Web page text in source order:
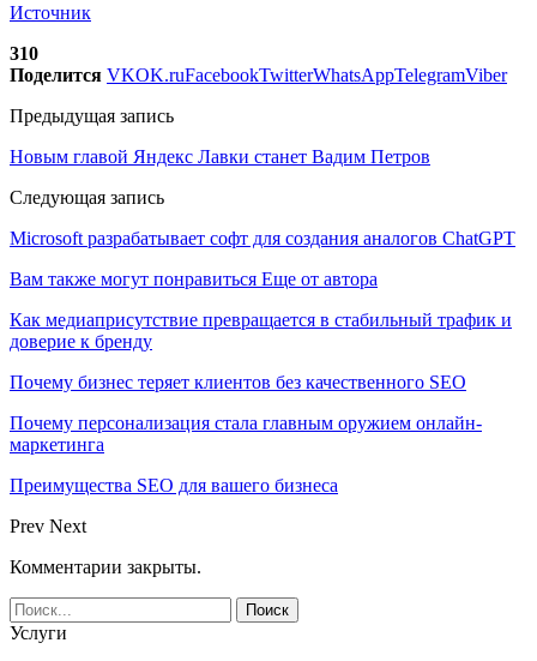
Источник
310
Поделится VKOK.ruFacebookTwitterWhatsAppTelegramViber
Предыдущая запись
Новым главой Яндекс Лавки станет Вадим Петров
Следующая запись
Microsoft разрабатывает софт для создания аналогов ChatGPT
Вам также могут понравиться Еще от автора
Как медиаприсутствие превращается в стабильный трафик и
доверие к бренду
Почему бизнес теряет клиентов без качественного SEO
Почему персонализация стала главным оружием онлайн-
маркетинга
Преимущества SEO для вашего бизнеса
Prev Next
Комментарии закрыты.
Услуги